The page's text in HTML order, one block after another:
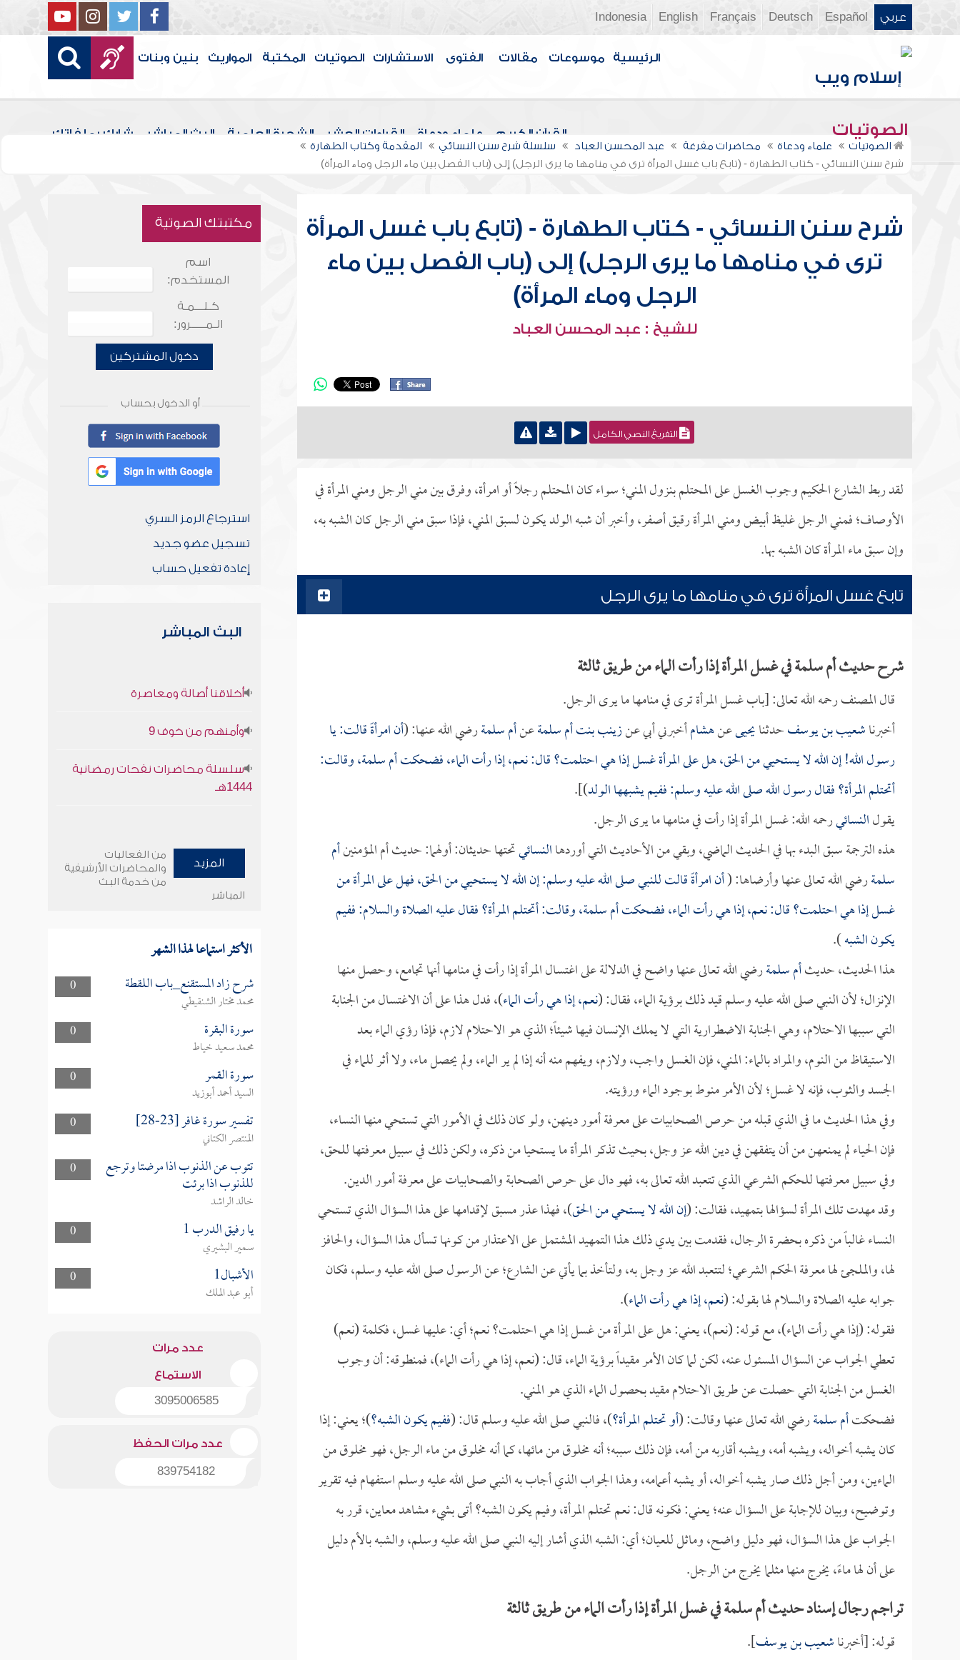
عربي Español
Deutsch
Français
English
Indonesia
الرئيسية موسوعات مقالات الفتوى الاستشارات الصوتيات المكتبة المواريث بنين وبنات
الصوتيات القرآن الكريم علماء ودعاة القراءات العشر الشجرة العلمية البث المباشر شارك بملفاتك
الصوتيات علماء ودعاة محاضرات مفرغة عبد المحسن العباد سلسلة شرح سنن النسائي
المقدمة وكتاب الطهارة
شرح سنن النسائي - كتاب الطهارة - (تابع باب غسل المرأة ترى في منامها ما يرى الرجل) إلى (باب الفصل بين ماء الرجل وماء المرأة)
شرح سنن النسائي - كتاب الطهارة - (تابع باب غسل المرأة
ترى في منامها ما يرى الرجل) إلى (باب الفصل بين ماء
الرجل وماء المرأة)
للشيخ : عبد المحسن العباد
التفريغ النصي الكامل
لقد ربط الشارع الحكيم وجوب الغسل على المحتلم بنزول المني؛ سواء كان المحتلم رجلاً أو امرأة، وفرق بين مني الرجل ومني المرأة في
الأوصاف؛ فمني الرجل غليظ أبيض ومني المرأة رقيق أصفر، وأخبر أن شبه الولد يكون لسبق المني، فإذا سبق مني الرجل كان الشبه به،
وإن سبق ماء المرأة كان الشبه بها.
تابع غسل المرأة ترى في منامها ما يرى الرجل
شرح حديث أم سلمة في غسل المرأة إذا رأت الماء من طريق ثالثة
قال المصنف رحمه الله تعالى: [باب غسل المرأة ترى في منامها ما يرى الرجل.
أخبرناشعيب بن يوسفحدثنايحيىعنهشامأخبرني أبي عنزينب بنت أم سلمةعنأم سلمةرضي الله عنها: (أن امرأةً قالت: يا
رسول الله! إن الله لا يستحيي من الحق، هل على المرأة غسل إذا هي احتلمت؟ قال: نعم، إذا رأت الماء، فضحكتأم سلمة، وقالت:
أتحتلم المرأة؟ فقال رسول الله صلى الله عليه وسلم: ففيم يشبهها الولد)].
يقولالنسائيرحمه الله: غسل المرأة إذا رأت في منامها ما يرى الرجل.
هذه الترجمة سبق البدء بها في الحديث الماضي، وبقي من الأحاديث التي أوردهاالنسائيتحتها حديثان: أولهما: حديث أم المؤمنينأم
سلمةرضي الله تعالى عنها وأرضاها: (أن امرأةً قالت للنبي صلى الله عليه وسلم: إن الله لا يستحيي من الحق، فهل على المرأة من
غسل إذا هي احتلمت؟ قال: نعم، إذا هي رأت الماء، فضحكتأم سلمة، وقالت: أتحتلم المرأة؟ فقال عليه الصلاة والسلام: ففيم
يكون الشبه).
هذا الحديث، حديثأم سلمةرضي الله تعالى عنها واضح في الدلالة على اغتسال المرأة إذا رأت في منامها أنها تجامع، وحصل منها
الإنزال؛ لأن النبي صلى الله عليه وسلم قيد ذلك برؤية الماء، فقال: (نعم، إذا هي رأت الماء)، فدل هذا على أن الاغتسال من الجنابة
التي سببها الاحتلام، وهي الجنابة الاضطرارية التي لا يملك الإنسان فيها شيئاً؛ الذي هو الاحتلام لازم، فإذا رؤي الماء بعد
الاستيقاظ من النوم، والمراد بالماء: المني، فإن الغسل واجب، ولازم، ويفهم منه أنه إذا لم ير الماء، ولم يحصل ماء، ولا أثر للماء في
الجسد والثوب، فإنه لا غسل؛ لأن الأمر منوط بوجود الماء ورؤيته.
وفي هذا الحديث ما في الذي قبله من حرص الصحابيات على معرفة أمور دينهن، ولو كان ذلك في الأمور التي تستحي منها النساء،
فإن الحياء لم يمنعهن من أن يتفقهن في دين الله عز وجل، بحيث تذكر المرأة ما يستحيا من ذكره، ولكن ذلك في سبيل معرفتها للحق،
وفي سبيل معرفتها للحكم الشرعي الذي تتعبد الله تعالى به، فهو دال على حرص الصحابة والصحابيات على معرفة أمور الدين.
وقد مهدت تلك المرأة لسؤالها بتمهيد، فقالت: (إن الله لا يستحي من الحق)، فهذا عذر مسبق لإقدامها على هذا السؤال الذي تستحي
النساء غالباً من ذكره بحضرة الرجال، فقدمت بين يدي ذلك هذا التمهيد المشتمل على الاعتذار من كونها تسأل هذا السؤال، والحافز
لها، والملجئ لها معرفة الحكم الشرعي؛ لتتعبد الله عز وجل به، ولتأخذ بما يأتي عن الشارع؛ عن الرسول صلى الله عليه وسلم، فكان
جوابه عليه الصلاة والسلام لها بقوله: (نعم، إذا هي رأت الماء).
فقوله: (إذا هي رأت الماء)، مع قوله: (نعم)، يعني: هل على المرأة من غسل إذا هي احتلمت؟ نعم؛ أي: عليها غسل، فكلمة (نعم)
تعطي الجواب عن السؤال المسئول عنه، لكن لما كان الأمر مقيداً برؤية الماء، قال: (نعم، إذا هي رأت الماء)، فمنطوقه: أن وجوب
الغسل من الجنابة التي حصلت عن طريق الاحتلام مقيد بحصول الماء الذي هو المني.
فضحكتأم سلمةرضي الله تعالى عنها وقالت: (أو تحتلم المرأة؟)، فالنبي صلى الله عليه وسلم قال: (ففيم يكون الشبه؟)؛ يعني: إذا
كان يشبه أخواله، ويشبه أمه، ويشبه أقاربه من أمه، فإن ذلك سببه؛ أنه مخلوق من مائها، كما أنه مخلوق من ماء الرجل، فهو مخلوق من
الماءين، ومن أجل ذلك صار يشبه أخواله، أو يشبه أعمامه، وهذا الجواب الذي أجاب به النبي صلى الله عليه وسلم استفهام فيه تقرير
وتوضيح، وبيان للإجابة على السؤال عنه؛ يعني: فكونه قال: نعم تحتلم المرأة، وفيم يكون الشبه؟ أتى بشيء مشاهد معاين، قرر به
الجواب على هذا السؤال، فهو دليل واضح، وماثل للعيان؛ أي: الشبه الذي أشار إليه النبي صلى الله عليه وسلم، والشبه بالأم دليل
على أن لها ماءً، يخرج منها مثلما يخرج من الرجل.
تراجم رجال إسناد حديث أم سلمة في غسل المرأة إذا رأت الماء من طريق ثالثة
قوله: [أخبرناشعيب بن يوسف].
مكتبتك الصوتية
اسم
المستخدم:
كـلـــمـة
الـمـــــرور:
دخول المشتركين
أو الدخول بحساب
استرجاع الرمز السري
تسجيل عضو جديد
إعادة تفعيل حساب
البث المباشر
أخلاقنا أصالة ومعاصرة
وأمنهم من خوف 9
سلسلة محاضرات نفحات رمضانية
1444هـ
المزيد
من الفعاليات
والمحاضرات الأرشيفية
من خدمة البث
المباشر
الأكثر استماعا لهذا الشهر
0 شرح زاد المستقنع_باب اللقطة
محمد مختار الشنقيطي
0
سورة البقرة
محمد سعيد خياط
0
سورة القمر
السيد أحمد أبوزيد
0
تفسير سورة غافر [23-28]
المنتصر الكتاني
0
تتوب عن الذنوب اذا مرضتا وترجع
للذنوب اذا برئت
خالد الراشد
0
يا رفيق الدرب 1
سمير البشيري
0
الأشبال1
أبو عبد الملك
عدد مرات
الاستماع
3095006585
عدد مرات الحفظ
839754182